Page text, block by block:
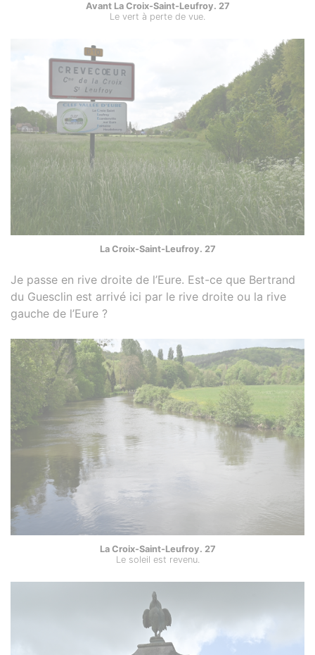
Avant La Croix-Saint-Leufroy. 27
Le vert à perte de vue.
La Croix-Saint-Leufroy. 27
Je passe en rive droite de l’Eure. Est-ce que Bertrand
du Guesclin est arrivé ici par le rive droite ou la rive
gauche de l’Eure ?
La Croix-Saint-Leufroy. 27
Le soleil est revenu.